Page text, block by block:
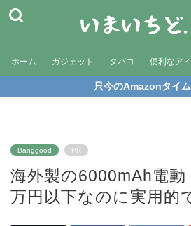
ホーム ガジェット タバコ 便利なア
只今のAmazonタイ
Banggood PR
海外製の6000mAh電
万円以下なのに実用的